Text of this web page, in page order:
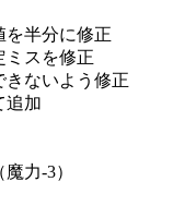
を半分に修正
スを修正
きないよう修正
追加
力-3）